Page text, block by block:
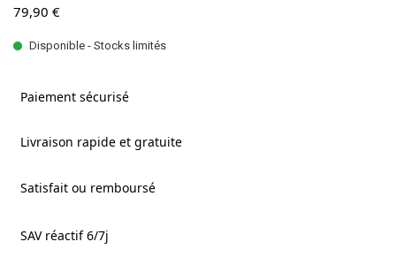
79,90 €
Disponible - Stocks limités
Paiement sécurisé
Livraison rapide et gratuite
Satisfait ou remboursé
SAV réactif 6/7j